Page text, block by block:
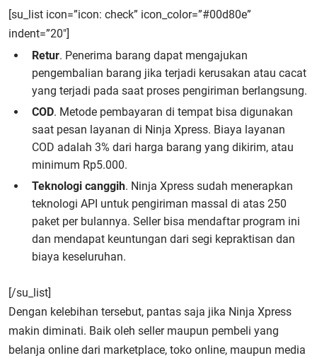
[su_list icon=”icon: check” icon_color=”#00d80e”
indent=”20″]
Retur. Penerima barang dapat mengajukan
pengembalian barang jika terjadi kerusakan atau cacat
yang terjadi pada saat proses pengiriman berlangsung.
COD. Metode pembayaran di tempat bisa digunakan
saat pesan layanan di Ninja Xpress. Biaya layanan
COD adalah 3% dari harga barang yang dikirim, atau
minimum Rp5.000.
Teknologi canggih. Ninja Xpress sudah menerapkan
teknologi API untuk pengiriman massal di atas 250
paket per bulannya. Seller bisa mendaftar program ini
dan mendapat keuntungan dari segi kepraktisan dan
biaya keseluruhan.
[/su_list]
Dengan kelebihan tersebut, pantas saja jika Ninja Xpress
makin diminati. Baik oleh seller maupun pembeli yang
belanja online dari marketplace, toko online, maupun media